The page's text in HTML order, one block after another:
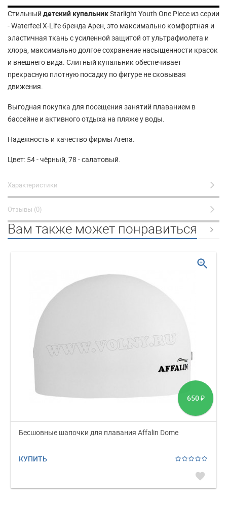
Стильный детский купальникStarlight Youth One Piece из серии
- Waterfeel X-Life бренда Арен, это максимально комфортная и
эластичная ткань с усиленной защитой от ультрафиолета и
хлора, максимально долгое сохранение насыщенности красок
и внешнего вида. Слитный купальник обеспечивает
прекрасную плотную посадку по фигуре не сковывая
движения.
Выгодная покупка для посещения занятий плаванием в
бассейне и активного отдыха на пляже у воды.
Надёжность и качество фирмы Arena.
Цвет: 54 - чёрный, 78 - салатовый.
Характеристики
Отзывы (0)
Вам также может понравиться
650 ₽
Бесшовные шапочки для плавания Affalin Dome
КУПИТЬ
favorite
zoom_in